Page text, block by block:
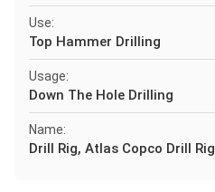
Use:
Top Hammer Drilling
Usage:
Down The Hole Drilling
Name:
Drill Rig, Atlas Copco Drill Rig